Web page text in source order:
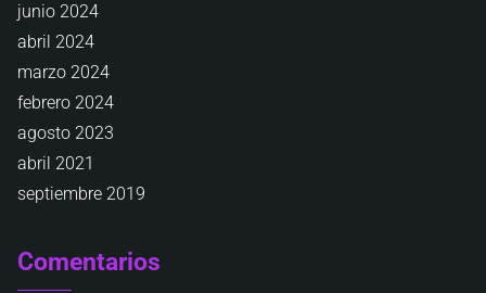
junio 2024
abril 2024
marzo 2024
febrero 2024
agosto 2023
abril 2021
septiembre 2019
Comentarios